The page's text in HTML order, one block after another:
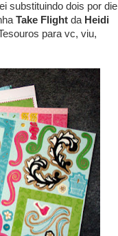
substituindo dois por die
Take Flight da Heidi
para vc, viu,